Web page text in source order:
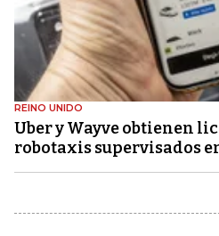
REINO UNIDO
Uber y Wayve obtienen
robotaxis supervisados